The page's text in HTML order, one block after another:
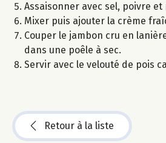
Assaisonner avec sel, poivre et
Mixer puis ajouter la crème
Couper le jambon cru en
dans une poêle à sec.
Servir avec le velouté de pois
Retour à la liste